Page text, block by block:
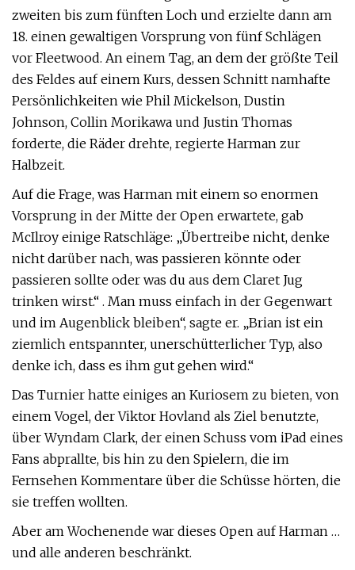
zweiten bis zum fünften Loch und erzielte dann am
18. einen gewaltigen Vorsprung von fünf Schlägen
vor Fleetwood. An einem Tag, an dem der größte Teil
des Feldes auf einem Kurs, dessen Schnitt namhafte
Persönlichkeiten wie Phil Mickelson, Dustin
Johnson, Collin Morikawa und Justin Thomas
forderte, die Räder drehte, regierte Harman zur
Halbzeit.
Auf die Frage, was Harman mit einem so enormen
Vorsprung in der Mitte der Open erwartete, gab
McIlroy einige Ratschläge: „Übertreibe nicht, denke
nicht darüber nach, was passieren könnte oder
passieren sollte oder was du aus dem Claret Jug
trinken wirst.“ . Man muss einfach in der Gegenwart
und im Augenblick bleiben“, sagte er. „Brian ist ein
ziemlich entspannter, unerschütterlicher Typ, also
denke ich, dass es ihm gut gehen wird.“
Das Turnier hatte einiges an Kuriosem zu bieten, von
einem Vogel, der Viktor Hovland als Ziel benutzte,
über Wyndam Clark, der einen Schuss vom iPad eines
Fans abprallte, bis hin zu den Spielern, die im
Fernsehen Kommentare über die Schüsse hörten, die
sie treffen wollten.
Aber am Wochenende war dieses Open auf Harman …
und alle anderen beschränkt.